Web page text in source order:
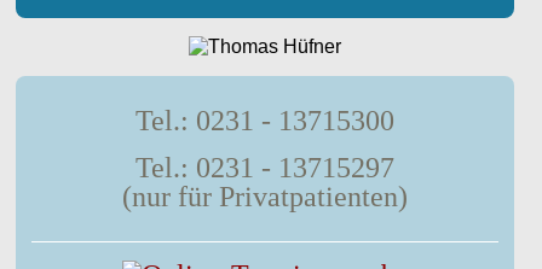
Tel.: 0231 - 13715300
Tel.: 0231 - 13715297
(nur für Privatpatienten)